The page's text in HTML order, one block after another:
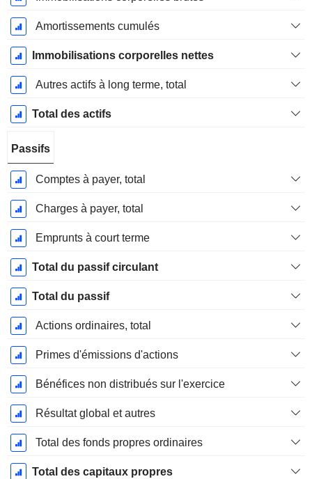
Amortissements cumulés
Immobilisations corporelles nettes
Autres actifs à long terme, total
Total des actifs
Passifs
Comptes à payer, total
Charges à payer, total
Emprunts à court terme
Total du passif circulant
Total du passif
Actions ordinaires, total
Primes d'émissions d'actions
Bénéfices non distribués sur l'exercice
Résultat global et autres
Total des fonds propres ordinaires
Total des capitaux propres